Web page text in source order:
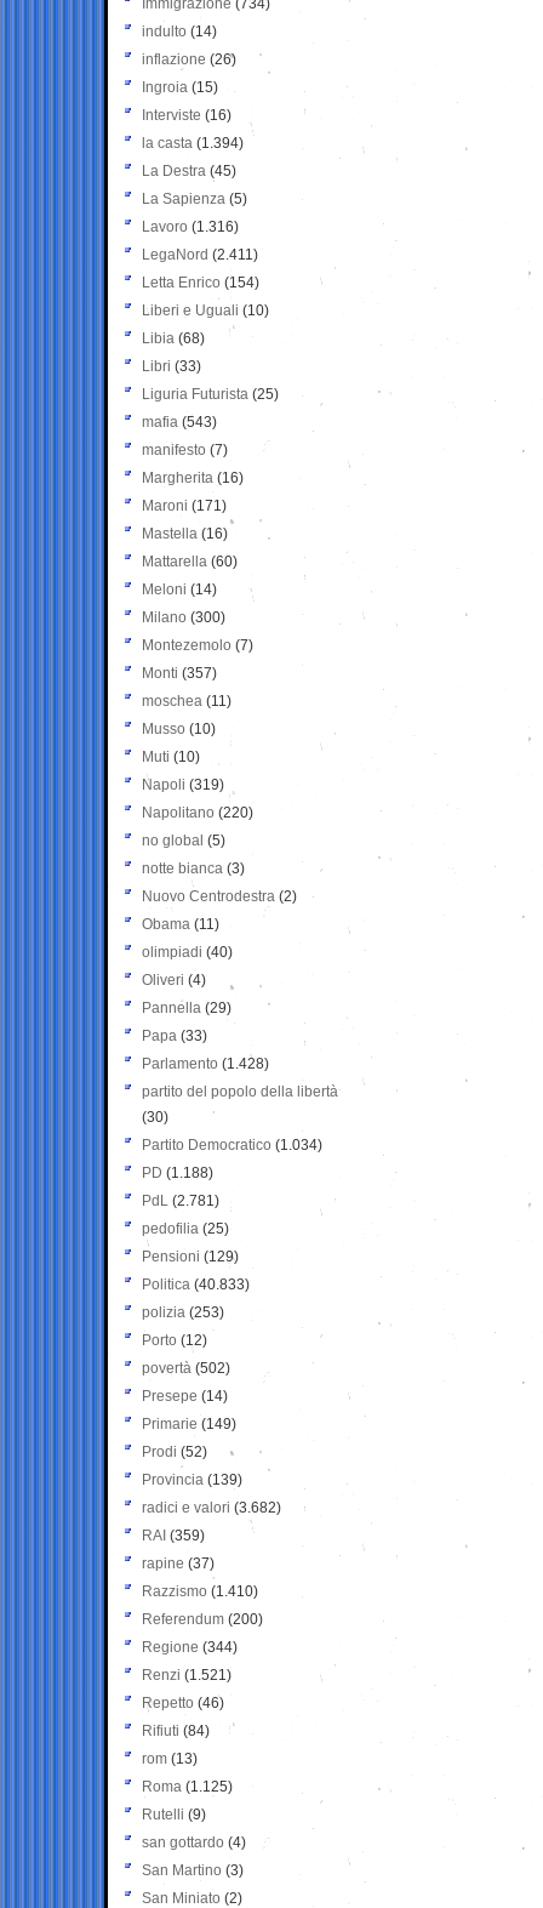
Immigrazione (734)
indulto (14)
inflazione (26)
Ingroia (15)
Interviste (16)
la casta (1.394)
La Destra (45)
La Sapienza (5)
Lavoro (1.316)
LegaNord (2.411)
Letta Enrico (154)
Liberi e Uguali (10)
Libia (68)
Libri (33)
Liguria Futurista (25)
mafia (543)
manifesto (7)
Margherita (16)
Maroni (171)
Mastella (16)
Mattarella (60)
Meloni (14)
Milano (300)
Montezemolo (7)
Monti (357)
moschea (11)
Musso (10)
Muti (10)
Napoli (319)
Napolitano (220)
no global (5)
notte bianca (3)
Nuovo Centrodestra (2)
Obama (11)
olimpiadi (40)
Oliveri (4)
Pannella (29)
Papa (33)
Parlamento (1.428)
partito del popolo della libertà
(30)
Partito Democratico (1.034)
PD (1.188)
PdL (2.781)
pedofilia (25)
Pensioni (129)
Politica (40.833)
polizia (253)
Porto (12)
povertà (502)
Presepe (14)
Primarie (149)
Prodi (52)
Provincia (139)
radici e valori (3.682)
RAI (359)
rapine (37)
Razzismo (1.410)
Referendum (200)
Regione (344)
Renzi (1.521)
Repetto (46)
Rifiuti (84)
rom (13)
Roma (1.125)
Rutelli (9)
san gottardo (4)
San Martino (3)
San Miniato (2)